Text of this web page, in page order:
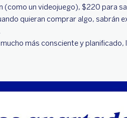
(como un videojuego), $220 para
quieran comprar algo, sabrán
más consciente y planificado,